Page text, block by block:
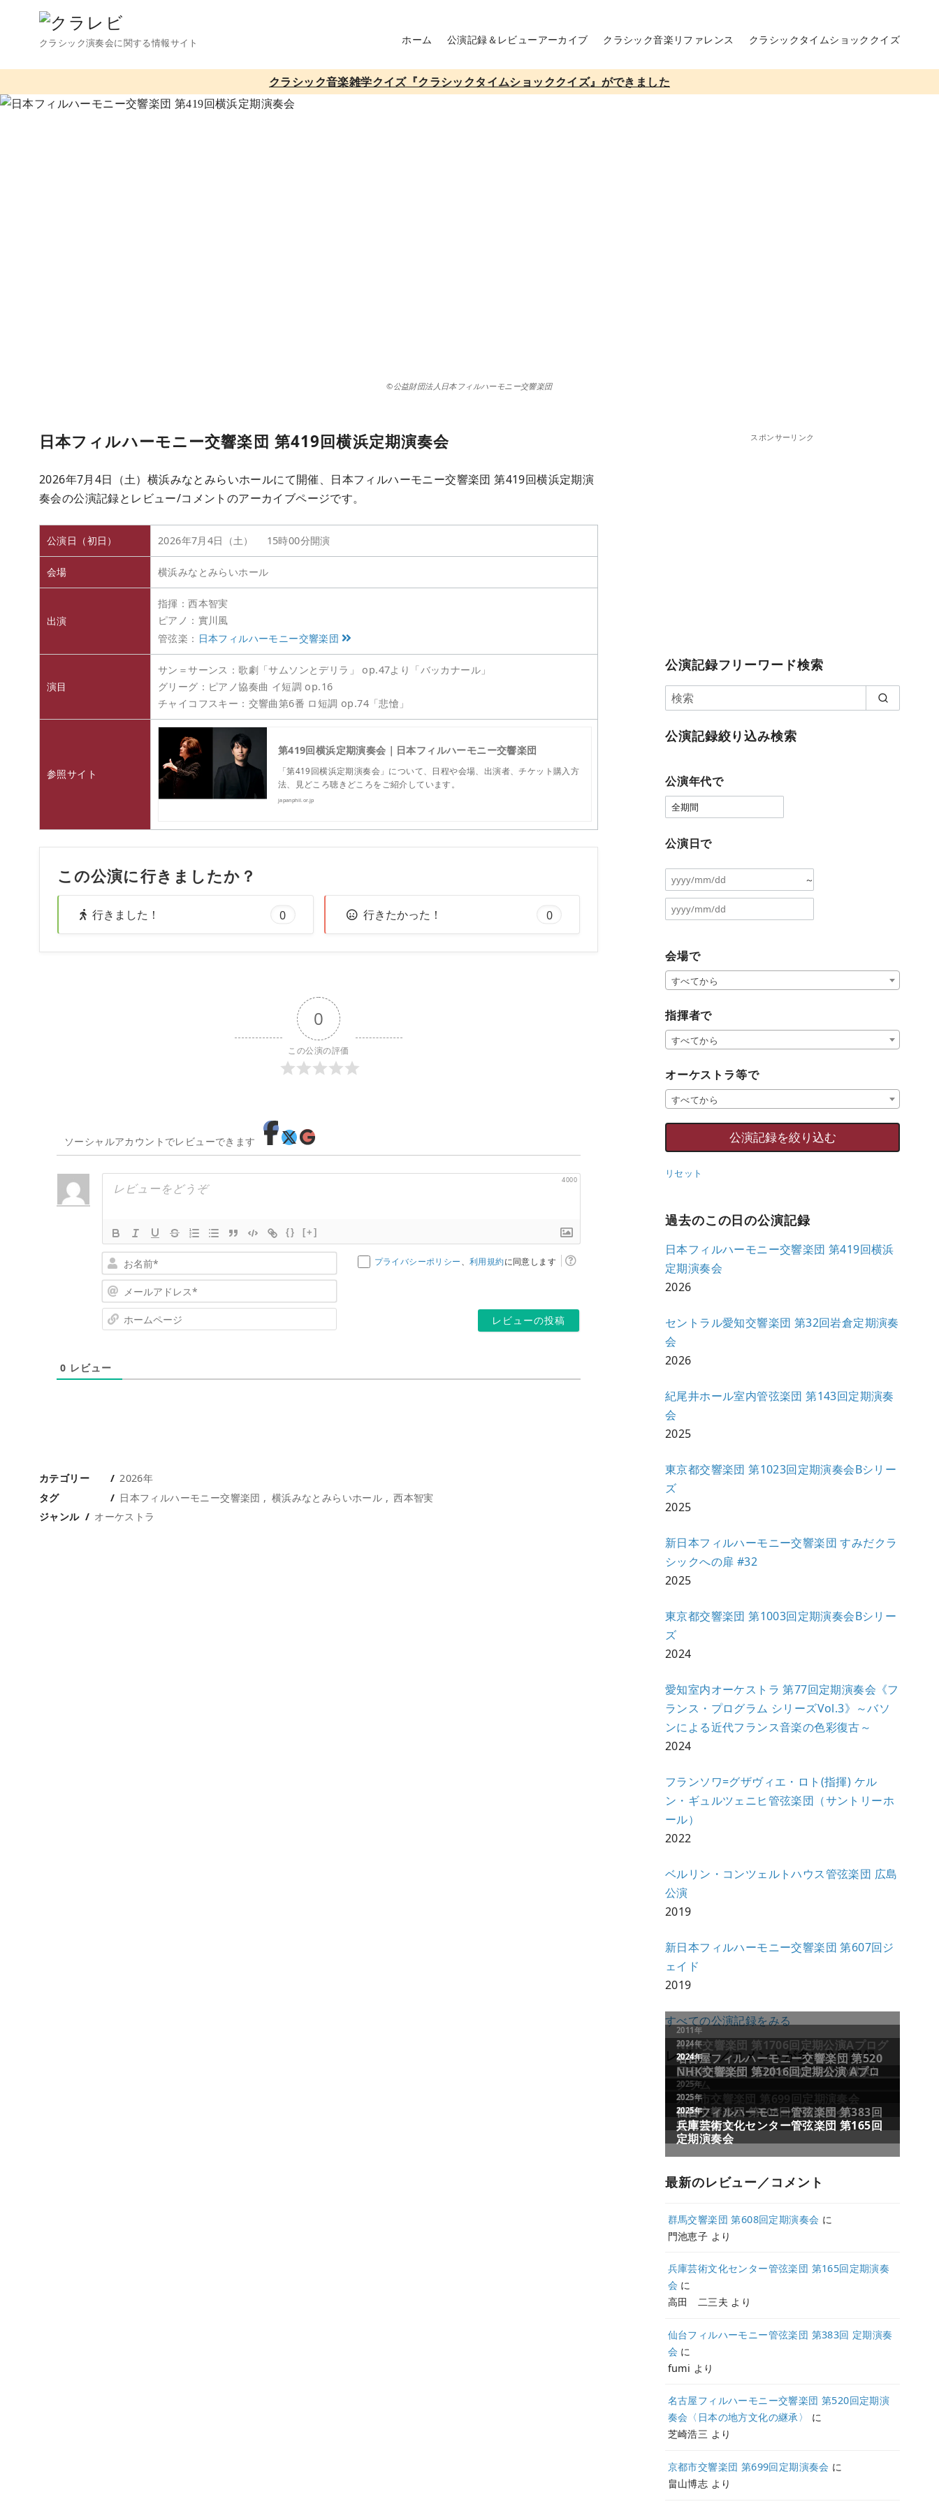
へ
クラシック演奏会に関する情報サイト ホーム 公演記録＆レビューアーカイブ クラシック音楽リファレンス クラシックタイムショッククイズ
クラシック音楽雑学クイズ『クラシックタイムショッククイズ』ができました
©公益財団法人日本フィルハーモニー交響楽団
日本フィルハーモニー交響楽団 第419回横浜定期演奏会
2026年7月4日（土）横浜みなとみらいホールにて開催、日本フィルハーモニー交響楽団 第419回横浜定期演
奏会の公演記録とレビュー/コメントのアーカイブページです。
公演日（初日） 2026年7月4日（土） 15時00分開演
会場 横浜みなとみらいホール
出演
指揮：西本智実
ピアノ：實川風
管弦楽： 日本フィルハーモニー交響楽団
演目
サン＝サーンス：歌劇「サムソンとデリラ」 op.47より「バッカナール」
グリーグ：ピアノ協奏曲 イ短調 op.16
チャイコフスキー：交響曲第6番 ロ短調 op.74「悲愴」
参照サイト
第419回横浜定期演奏会｜日本フィルハーモニー交響楽団
「第419回横浜定期演奏会」について、日程や会場、出演者、チケット購入方
法、見どころ聴きどころをご紹介しています。
japanphil.or.jp
この公演に行きましたか？
行きました！ 0 行きたかった！ 0
0
この公演の評価
ソーシャルアカウントでレビューできます
4000
{} [+]
名
*ー
ス
ー
ー
プライバシーポリシー、 利用規約に同意します
0 レビュー
カテゴリー
2026年
タグ
日本フィルハーモニー交響楽団 横浜みなとみらいホール
西本智実
ジャンル
オーケストラ
スポンサーリンク
公演記録フリーワード検索
公演記録絞り込み検索
公演年代で
公演日で
～
会場で
すべてから
指揮者で
すべてから
オーケストラ等で
すべてから
リセット
過去のこの日の公演記録
日本フィルハーモニー交響楽団 第419回横浜
定期演奏会
2026
セントラル愛知交響楽団 第32回岩倉定期演奏
会
2026
紀尾井ホール室内管弦楽団 第143回定期演奏
会
2025
東京都交響楽団 第1023回定期演奏会Bシリー
ズ
2025
新日本フィルハーモニー交響楽団 すみだクラ
シックへの扉 #32
2025
東京都交響楽団 第1003回定期演奏会Bシリー
ズ
2024
愛知室内オーケストラ 第77回定期演奏会《フ
ランス・プログラム シリーズVol.3》～バソ
ンによる近代フランス音楽の色彩復古～
2024
フランソワ=グザヴィエ・ロト(指揮) ケル
ン・ギュルツェニヒ管弦楽団（サントリーホ
ール）
2022
ベルリン・コンツェルトハウス管弦楽団 広島
公演
2019
新日本フィルハーモニー交響楽団 第607回ジ
ェイド
2019
すべての公演記録をみる
レビュー／コメントが多い公演記録
最新のレビュー／コメント
群馬交響楽団 第608回定期演奏会 に
門池恵子 より
兵庫芸術文化センター管弦楽団 第165回定期演奏
会 に
高田 二三夫 より
仙台フィルハーモニー管弦楽団 第383回 定期演奏
会 に
fumi より
名古屋フィルハーモニー交響楽団 第520回定期演
奏会〈日本の地方文化の継承〉
に
芝崎浩三 より
京都市交響楽団 第699回定期演奏会 に
畠山博志 より